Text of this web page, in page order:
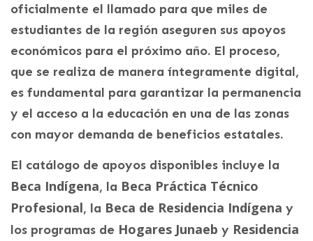
oficialmente el llamado para que miles de
estudiantes de la región aseguren sus apoyos
económicos para el próximo año. El proceso,
que se realiza de manera íntegramente digital,
es fundamental para garantizar la permanencia
y el acceso a la educación en una de las zonas
con mayor demanda de beneficios estatales.
El catálogo de apoyos disponibles incluye la
Beca Indígena, la Beca Práctica Técnico
Profesional, la Beca de Residencia Indígena y
los programas de Hogares Junaeb y Residencia